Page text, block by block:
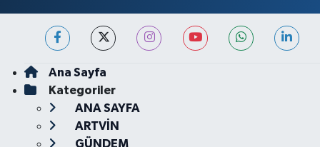
Ana Sayfa
Kategoriler
ANA SAYFA
ARTVİN
GÜNDEM